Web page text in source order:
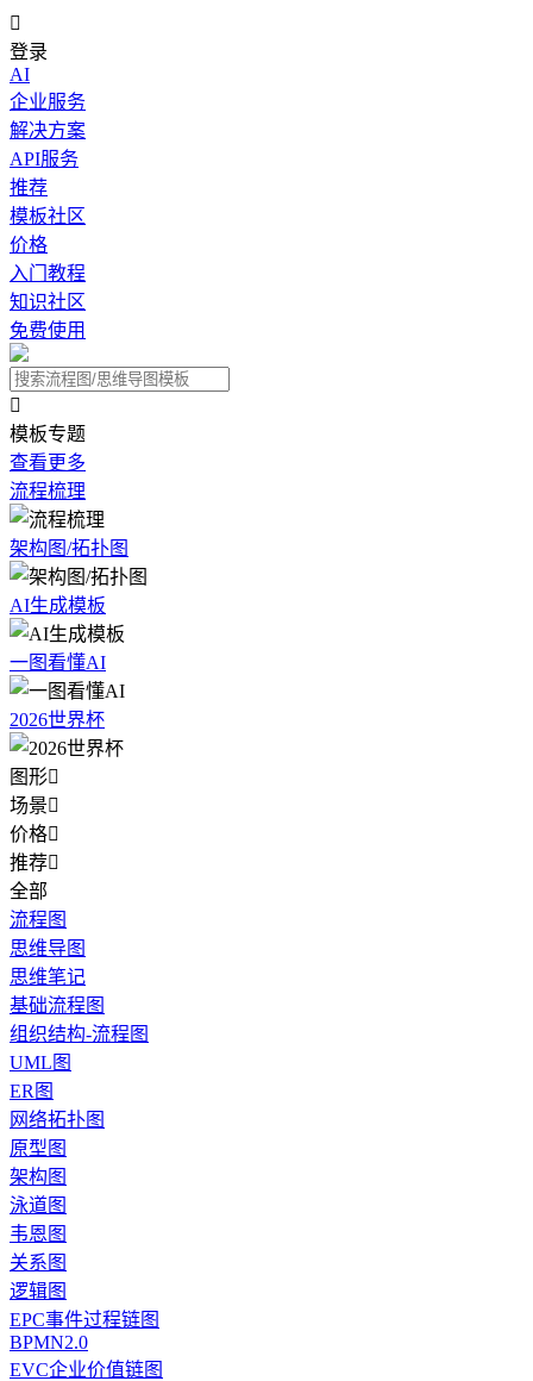

登录
AI
企业服务
解决方案
API服务
推荐
模板社区
价格
入门教程
知识社区
免费使用

模板专题
查看更多
流程梳理
架构图/拓扑图
AI生成模板
一图看懂AI
2026世界杯
图形
场景
价格
推荐
全部
流程图
思维导图
思维笔记
基础流程图
组织结构-流程图
UML图
ER图
网络拓扑图
原型图
架构图
泳道图
韦恩图
关系图
逻辑图
EPC事件过程链图
BPMN2.0
EVC企业价值链图